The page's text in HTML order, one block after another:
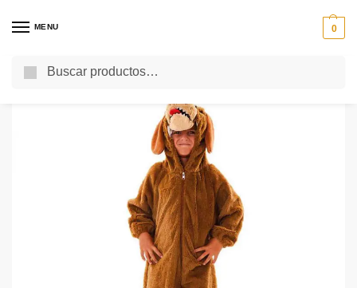
MENU 0
Disfraces Temáticos / Animales